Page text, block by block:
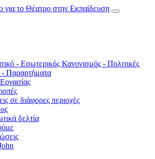
- Εσωτερικός Κανονισμός - Πολιτικές
- Παραρτήματα
σε διάφορες περιοχές
δελτία